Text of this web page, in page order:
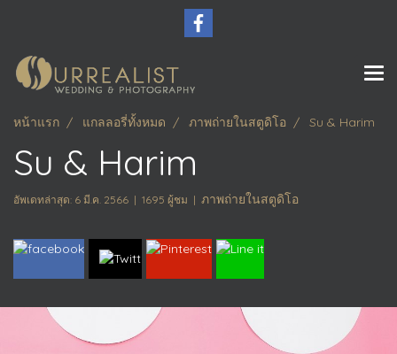
หน้าแรก แกลลอรี่ทั้งหมด ภาพถ่ายในสตูดิโอ Su & Harim
Su & Harim
อัพเดทล่าสุด: 6 มี.ค. 2566 | 1695 ผู้ชม | ภาพถ่ายในสตูดิโอ